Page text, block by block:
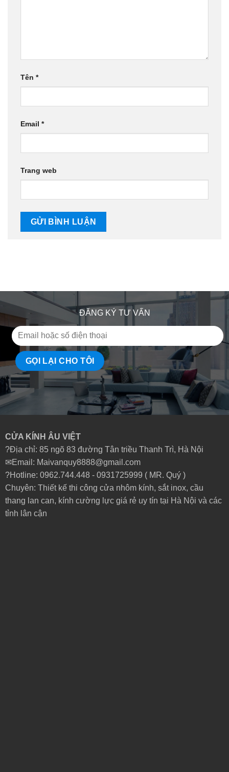
Tên *
Email *
Trang web
ĐĂNG KÝ TƯ VẤN
CỬA KÍNH ÂU VIỆT
?Địa chỉ: 85 ngõ 83 đường Tân triều Thanh Trì, Hà Nội
✉Email: Maivanquy8888@gmail.com
?Hotline: 0962.744.448 - 0931725999 ( MR. Quý )
Chuyên: Thiết kế thi công cửa nhôm kính, sắt inox, cầu
thang lan can, kính cường lực giá rẻ uy tín tại Hà Nội và các
tỉnh lân cận